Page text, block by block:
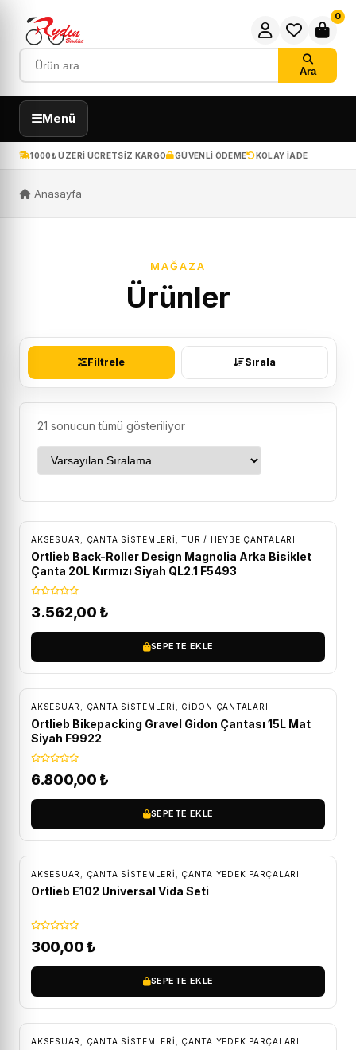
Ara
0
Menü
1000₺ ÜZERI ÜCRETSIZ KARGO GÜVENLI ÖDEME KOLAY IADE
Anasayfa
MAĞAZA
Ürünler
Filtrele Sırala
21 sonucun tümü gösteriliyor
ÜCRETSIZ KARGO
AKSESUAR ÇANTA SISTEMLERI TUR / HEYBE ÇANTALARI
Ortlieb Back-Roller Design Magnolia Arka Bisiklet
Çanta 20L Kırmızı Siyah QL2.1 F5493
3.562,00 ₺
SEPETE EKLE
AKSESUAR ÇANTA SISTEMLERI GIDON ÇANTALARI
Ortlieb Bikepacking Gravel Gidon Çantası 15L Mat
Siyah F9922
6.800,00 ₺
SEPETE EKLE
AKSESUAR ÇANTA SISTEMLERI ÇANTA YEDEK PARÇALARI
Ortlieb E102 Universal Vida Seti
300,00 ₺
SEPETE EKLE
AKSESUAR ÇANTA SISTEMLERI ÇANTA YEDEK PARÇALARI